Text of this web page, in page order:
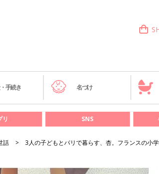
手続き 名づけ
リ SNS
話 3人の子どもとパリで暮らす、杏。フランスの小